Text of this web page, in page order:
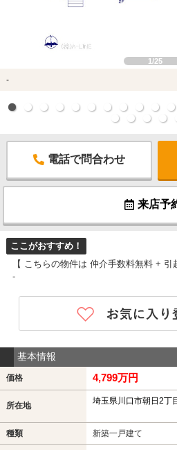
1/25
-
電話で問合わせ
来店予
ここがおすすめ！
【 こちらの物件は 仲介手数料無料 + 引
-
基本情報
価格 4,799万円
所在地 埼玉県川口市朝日2丁
種類 新築一戸建て